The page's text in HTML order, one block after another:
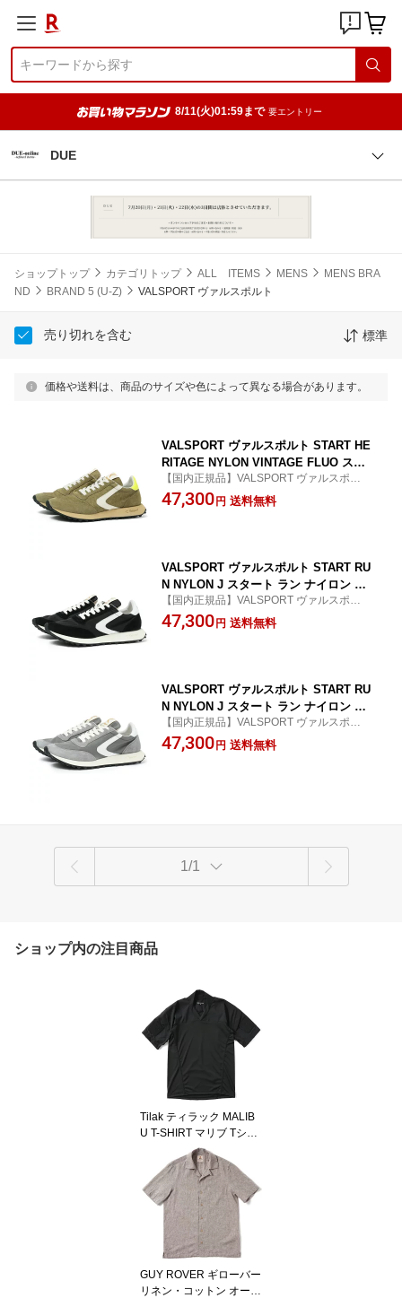
8/11(火)01:59まで 要エントリー
DUE
ショップトップ カテゴリトップ ALL ITEMS MENS
MENS BRA
ND
BRAND 5 (U-Z) VALSPORT ヴァルスポルト
売り切れを含む 標準
価格や送料は、商品のサイズや色によって異なる場合があります。
VALSPORT ヴァルスポルト START HE
RITAGE NYLON VINTAGE FLUO スタ
ート ヘリテージ ナイロンヴィンテージ
スニーカー VSR3041M OLIVE
【国内正規品】VALSPORT ヴァルスポルト
/送料無料/返品交換可/DUE/メンズ
47,300円 送料無料
VALSPORT ヴァルスポルト START RU
N NYLON J スタート ラン ナイロン ス
ニーカー VSR3108M BLACK
【国内正規品】VALSPORT ヴァルスポルト
/送料無料/返品交換可/DUE/メンズ
47,300円 送料無料
VALSPORT ヴァルスポルト START RU
N NYLON J スタート ラン ナイロン ス
ニーカー VSR3106M GREY
【国内正規品】VALSPORT ヴァルスポルト
/送料無料/返品交換可/DUE/メンズ
47,300円 送料無料
1/1
ショップ内の注目商品
Tilak ティラック MALIB
U T-SHIRT マリブ Tシャ
GUY ROVER ギローバー
リネン・コットン オープ